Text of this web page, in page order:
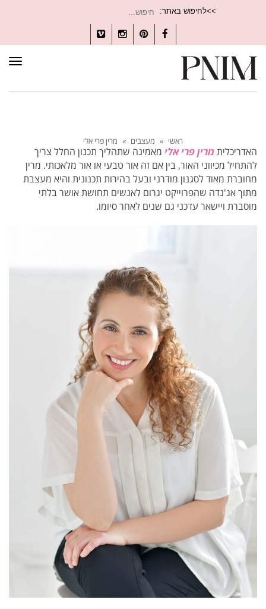
>>לחיפוש באתר:
עבור:
Facebook
Pinterest
Instagram
Vimeo
ראשי » מעצבים » מרין פרי אלי
האדריכליתמרין פרי אלי מאמינה שתהליך תכנון החלל צריך
להתחיל מכיווני האור, בין אם זה אור טבעי או אור מלאכותי. מרין
מחוברת מאוד לסגנון מודרני ובעל בהירות תכנונית והיא מעצבת
מתוך אג'נדה שהפרוייקט יגרום לאנשים תחושת אושר בלתי
מוסברת ויישאר עדכני גם שנים לאחר סיומו.